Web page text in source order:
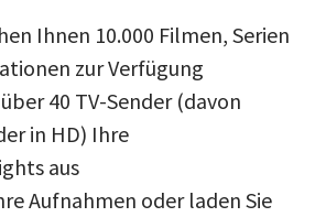
Ihnen 10.000 Filmen, Serien
zur Verfügung
40 TV-Sender (davon
in HD) Ihre
aus
Aufnahmen oder laden Sie